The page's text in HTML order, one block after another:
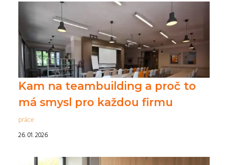
Kam na teambuilding a proč to
má smysl pro každou firmu
práce
26. 01. 2026